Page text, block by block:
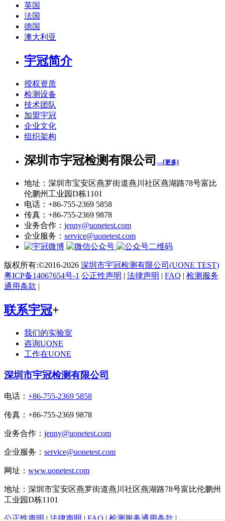
英国
法国
德国
澳大利亚
宇冠简介
授权资质
检测设备
技术团队
加盟宇冠
企业文化
组织架构
深圳市宇冠检测有限公司 —[更多]
地址：深圳市宝安区燕罗街道燕川社区燕湖路78号富比
伦鹏州工业园D栋1101
电话：+86-755-2369 5858
传真：+86-755-2369 9878
业务合作： jenny@uonetest.com
企业服务： service@uonetest.com
版权所有:©2016-2026 深圳市宇冠检测有限公司(UONE TEST)
粤ICP备14067654号-1 公正性声明 | 法律声明 | FAQ | 检测服务
通用条款 |
联系宇冠+
我们的实验室
咨询UONE
工作在UONE
深圳市宇冠检测有限公司
电话： +86-755-2369 5858
传真：+86-755-2369 9878
业务合作： jenny@uonetest.com
企业服务： service@uonetest.com
网址： www.uonetest.com
地址：深圳市宝安区燕罗街道燕川社区燕湖路78号富比伦鹏州
工业园D栋1101
公正性声明|法律声明|FAQ|检测服务通用条款|